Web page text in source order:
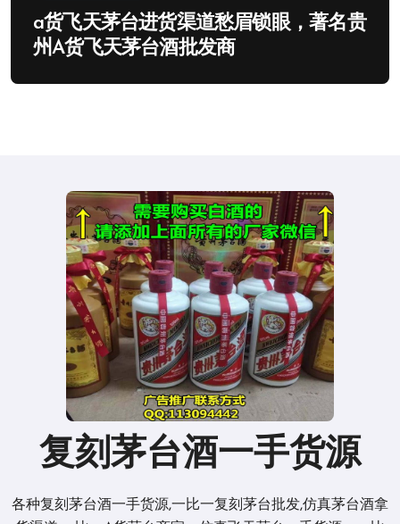
a货飞天茅台进货渠道愁眉锁眼，著名贵
州A货飞天茅台酒批发商
复刻茅台酒一手货源
各种复刻茅台酒一手货源,一比一复刻茅台批发,仿真茅台酒拿